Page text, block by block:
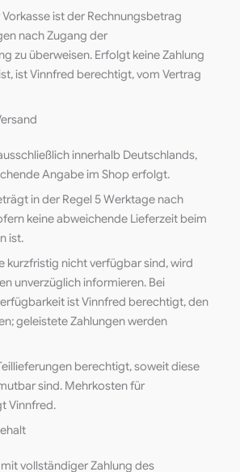
ist der Rechnungsbetrag
nach Zugang der
zu überweisen. Erfolgt keine Zahlung
ist Vinnfred berechtigt, vom Vertrag
innerhalb Deutschlands,
Angabe im Shop erfolgt.
in der Regel 5 Werktage nach
keine abweichende Lieferzeit beim
ist.
kurzfristig nicht verfügbar sind, wird
unverzüglich informieren. Bei
ist Vinnfred berechtigt, den
geleistete Zahlungen werden
berechtigt, soweit diese
sind. Mehrkosten für
Vinnfred.
vollständiger Zahlung des